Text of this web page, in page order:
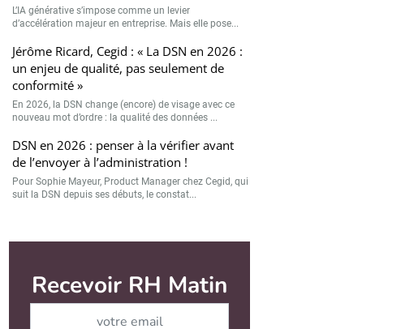
L’IA générative s’impose comme un levier
d’accélération majeur en entreprise. Mais elle pose...
Jérôme Ricard, Cegid : « La DSN en 2026 :
un enjeu de qualité, pas seulement de
conformité »
En 2026, la DSN change (encore) de visage avec ce
nouveau mot d’ordre : la qualité des données ...
DSN en 2026 : penser à la vérifier avant
de l’envoyer à l’administration !
Pour Sophie Mayeur, Product Manager chez Cegid, qui
suit la DSN depuis ses débuts, le constat...